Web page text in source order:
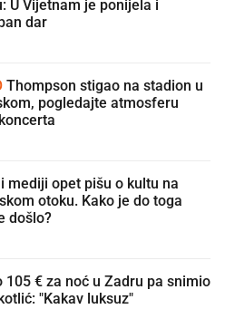
U Vijetnam je ponijela i
dar
pogledajte atmosferu
mediji opet pišu o kultu na
otoku. Kako je do toga
došlo?
105 € za noć u Zadru pa snimio
"Kakav luksuz"